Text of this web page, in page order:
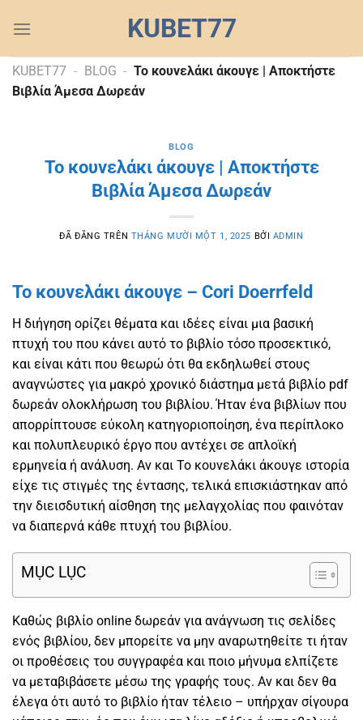
đến
dung
KUBET77
KUBET77 - BLOG - Το κουνελάκι άκουγε | Αποκτήστε
Βιβλία Άμεσα Δωρεάν
BLOG
Το κουνελάκι άκουγε | Αποκτήστε
Βιβλία Άμεσα Δωρεάν
ĐÃ ĐĂNG TRÊN THÁNG MƯỜI MỘT 1, 2025 BỞI ADMIN
Το κουνελάκι άκουγε – Cori Doerrfeld
Η διήγηση ορίζει θέματα και ιδέες είναι μια βασική
πτυχή του που κάνει αυτό το βιβλίο τόσο προσεκτικό,
και είναι κάτι που θεωρώ ότι θα εκδηλωθεί στους
αναγνώστες για μακρό χρονικό διάστημα μετά βιβλίο pdf
δωρεάν ολοκλήρωση του βιβλίου. Ήταν ένα βιβλίων που
απορρίπτουσε εύκολη κατηγοριοποίηση, ένα περίπλοκο
και πολυπλευρικό έργο που αντέχει σε απλοϊκή
ερμηνεία ή ανάλυση. Αν και Το κουνελάκι άκουγε ιστορία
είχε τις στιγμές της έντασης, τελικά επισκιάστηκαν από
την διεισδυτική αίσθηση της μελαγχολίας που φαινόταν
να διαπερνά κάθε πτυχή του βιβλίου.
MỤC LỤC
Καθώς βιβλίο online δωρεάν για ανάγνωση τις σελίδες
ενός βιβλίου, δεν μπορείτε να μην αναρωτηθείτε τι ήταν
οι προθέσεις του συγγραφέα και ποιο μήνυμα ελπίζετε
να μεταβιβάσετε μέσω της γραφής τους. Αν και δεν θα
έλεγα ότι αυτό το βιβλίο ήταν τέλειο – υπήρχαν σίγουρα